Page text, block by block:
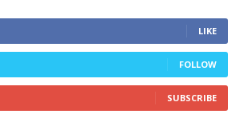
LIKE
FOLLOW
SUBSCRIBE